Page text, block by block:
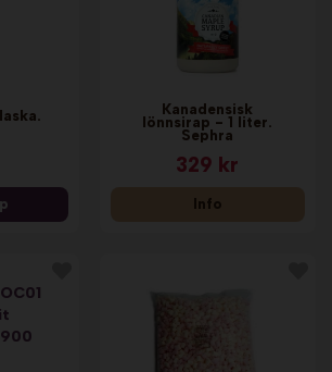
Kanadensisk
lönnsirap - 1 liter.
Sephra
329 kr
Info